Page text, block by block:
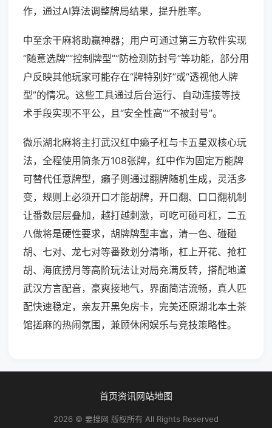
作，通过AI算法调整牌局结果，提升胜率。
中至余干麻将助赢神器；用户可通过第三方软件实现
“随意选牌”“控制牌型”“防检测防封号”等功能，部分用
户反映其他玩家可能存在“牌特别好”或“透视他人牌
型”的情况。这些工具通过后台运行、自动连接等技
术手段实现不平公，且“安全性高”“不被封号”。
微乐湖北麻将主打武汉红中癞子杠与卡五星双核心玩
法，全程使用筒条万108张牌，红中作为固定万能牌
可替代任意牌型，癞子则通过翻牌随机生成，灵活多
变，规则上必须开口才能胡牌，开口翻、口口翻机制
让番数层层叠加，越打越刺激，可吃可碰可杠，二五
八做将是硬性要求，胡牌牌型丰富，清一色、碰碰
胡、七对、龙七对等番数划分清晰，杠上开花、抢杠
胡、海底捞月等高阶玩法让对局充满反转，搭配地道
武汉方言配音，豪爽接地气，界面简洁流畅，真人匹
配快速稳定，亲友开黑免房卡，完美还原湖北本土茶
馆搓麻的热闹氛围，兼顾休闲娱乐与竞技策略性。
首页资讯网站地图
2026 © 要搜网 版权所有 All Rights Reserved